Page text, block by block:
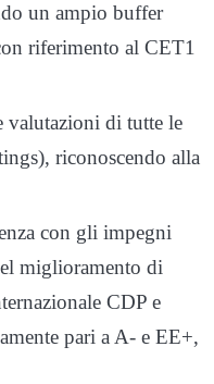
un ampio buffer
riferimento al CET1
valutazioni di tutte le
riconoscendo alla
con gli impegni
miglioramento di
CDP e
pari a A- e EE+,